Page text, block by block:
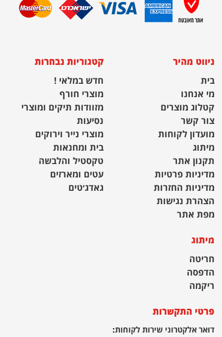
ניווט מהיר
בית
מי אנחנו
קטלוג מוצרים
צור קשר
מועדון לקוחות
מיתוג
תקנון אתר
מדיניות פרטיות
מדיניות החזרות
הצהרת נגישות
מפת אתר
קטגוריות נבחרות
חדש במלאי !
מוצרי חורף
מזוודות תיקים ומוצרי
נסיעות
מוצרי נייר וירוקים
בית ומחנאות
טקסטיל והלבשה
עטים ומארזים
גאדג׳טים
מיתוג
חריטה
הדפסה
ריקמה
פרטי התקשרות
דואר אלקטרוני שירות לקוחות: